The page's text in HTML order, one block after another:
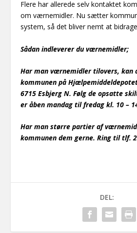
Flere har allerede selv kontaktet
om værnemidler. Nu sætter
system, så det bliver nemt at
Sådan indleverer du værnemidler;
Har man værnemidler tilovers, kan
kommunen på
6715 Esbjerg N. Følg de opsatte
er åben mandag til fredag kl. 10 –
Har man større partier af
kommunen dem gerne. Ring til tlf.
DEL: